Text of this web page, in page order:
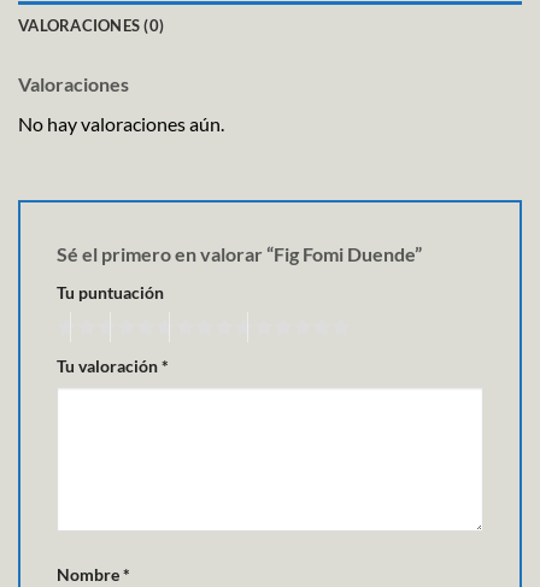
VALORACIONES (0)
Valoraciones
No hay valoraciones aún.
Sé el primero en valorar “Fig Fomi Duende”
Tu puntuación
Tu valoración*
Nombre*